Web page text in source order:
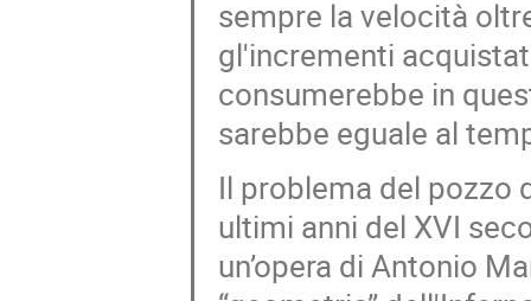
sempre la velocità
gl'incrementi
consumerebbe in
sarebbe eguale al
Il problema del pozzo
ultimi anni del XVI
un’opera di Antonio